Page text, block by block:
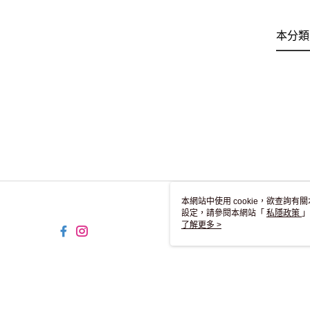
本分
本網站中使用 cookie，欲查詢有
設定，請參閱本網站「 私隱政策
用 cookie。
了解更多 >